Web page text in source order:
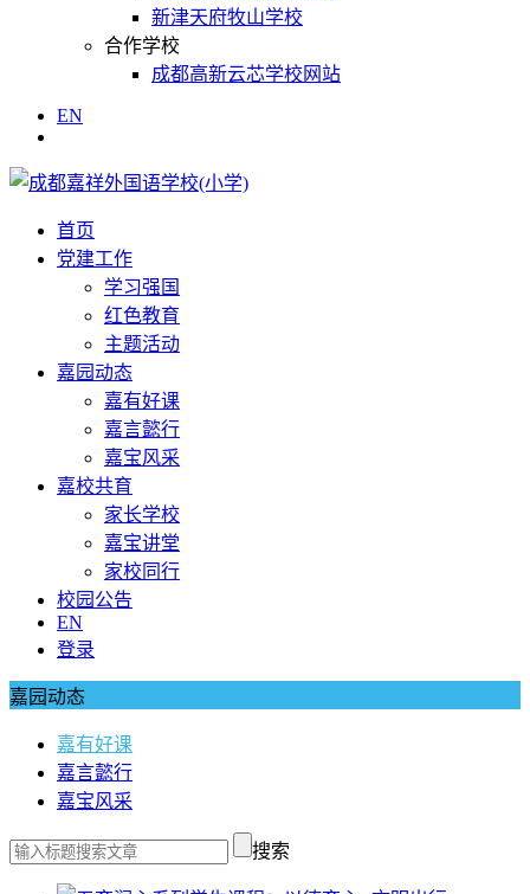
新津天府牧山学校
合作学校
成都高新云芯学校网站
EN
首页
党建工作
学习强国
红色教育
主题活动
嘉园动态
嘉有好课
嘉言懿行
嘉宝风采
嘉校共育
家长学校
嘉宝讲堂
家校同行
校园公告
EN
登录
嘉园动态
嘉有好课
嘉言懿行
嘉宝风采
搜索